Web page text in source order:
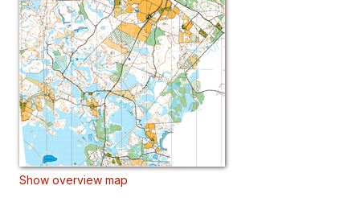
Show overview map